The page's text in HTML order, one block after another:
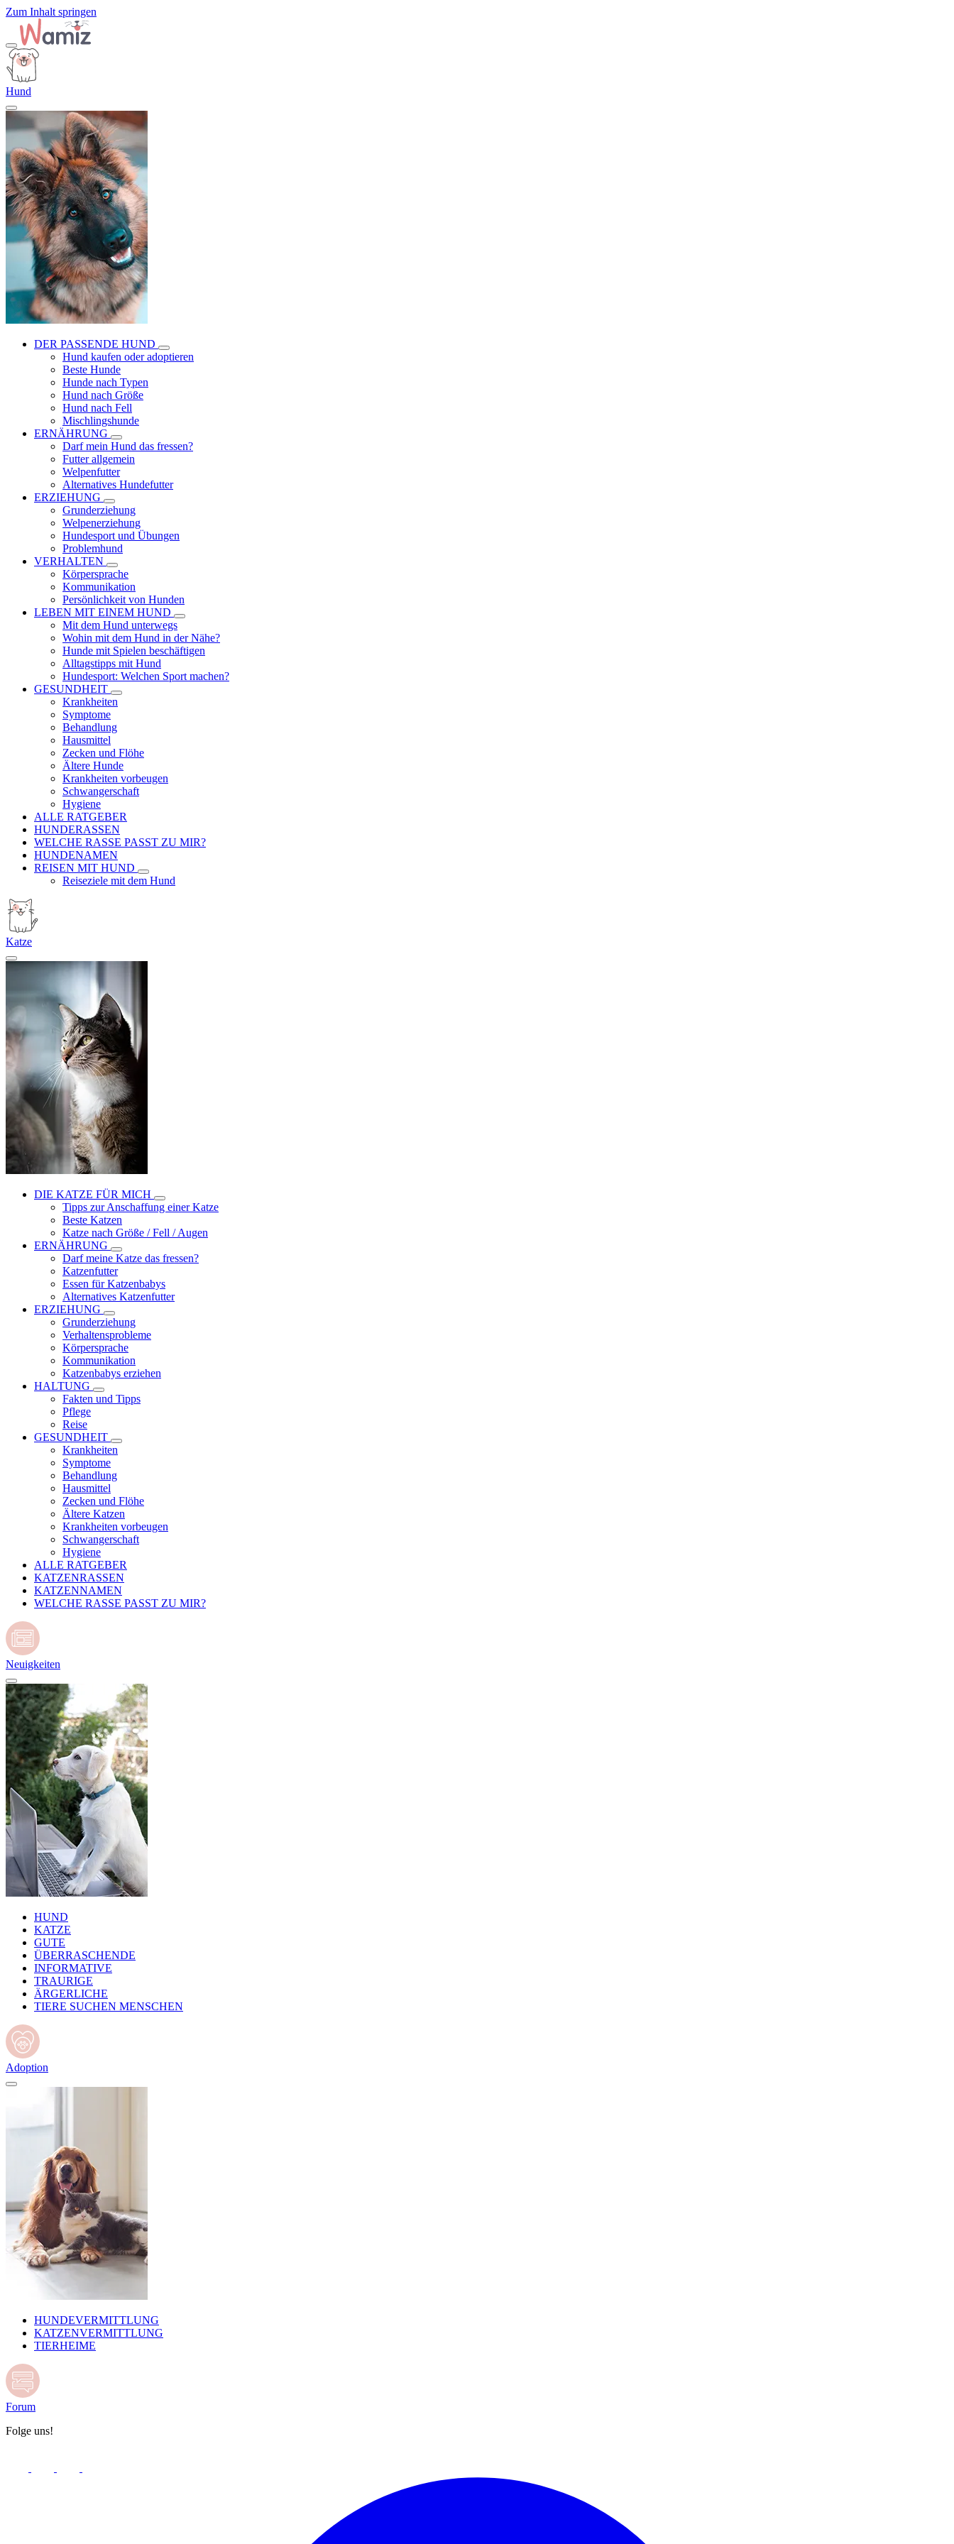
Zum Inhalt springen
Hund
DER PASSENDE HUND
Hund kaufen oder adoptieren
Beste Hunde
Hunde nach Typen
Hund nach Größe
Hund nach Fell
Mischlingshunde
ERNÄHRUNG
Darf mein Hund das fressen?
Futter allgemein
Welpenfutter
Alternatives Hundefutter
ERZIEHUNG
Grunderziehung
Welpenerziehung
Hundesport und Übungen
Problemhund
VERHALTEN
Körpersprache
Kommunikation
Persönlichkeit von Hunden
LEBEN MIT EINEM HUND
Mit dem Hund unterwegs
Wohin mit dem Hund in der Nähe?
Hunde mit Spielen beschäftigen
Alltagstipps mit Hund
Hundesport: Welchen Sport machen?
GESUNDHEIT
Krankheiten
Symptome
Behandlung
Hausmittel
Zecken und Flöhe
Ältere Hunde
Krankheiten vorbeugen
Schwangerschaft
Hygiene
ALLE RATGEBER
HUNDERASSEN
WELCHE RASSE PASST ZU MIR?
HUNDENAMEN
REISEN MIT HUND
Reiseziele mit dem Hund
Katze
DIE KATZE FÜR MICH
Tipps zur Anschaffung einer Katze
Beste Katzen
Katze nach Größe / Fell / Augen
ERNÄHRUNG
Darf meine Katze das fressen?
Katzenfutter
Essen für Katzenbabys
Alternatives Katzenfutter
ERZIEHUNG
Grunderziehung
Verhaltensprobleme
Körpersprache
Kommunikation
Katzenbabys erziehen
HALTUNG
Fakten und Tipps
Pflege
Reise
GESUNDHEIT
Krankheiten
Symptome
Behandlung
Hausmittel
Zecken und Flöhe
Ältere Katzen
Krankheiten vorbeugen
Schwangerschaft
Hygiene
ALLE RATGEBER
KATZENRASSEN
KATZENNAMEN
WELCHE RASSE PASST ZU MIR?
Neuigkeiten
HUND
KATZE
GUTE
ÜBERRASCHENDE
INFORMATIVE
TRAURIGE
ÄRGERLICHE
TIERE SUCHEN MENSCHEN
Adoption
HUNDEVERMITTLUNG
KATZENVERMITTLUNG
TIERHEIME
Forum
Folge uns!